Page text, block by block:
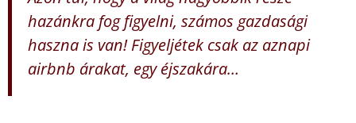
hazánkra fog figyelni, számos gazdasági
haszna is van! Figyeljétek csak az aznapi
airbnb árakat, egy éjszakára…